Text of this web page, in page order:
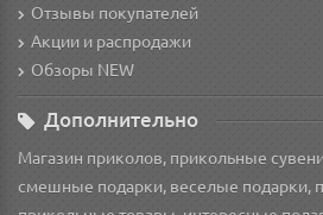
Отзывы покупателей
Акции и распродажи
Обзоры NEW
Дополнительно
Магазин приколов, прикольные
смешные подарки, веселые подарки,